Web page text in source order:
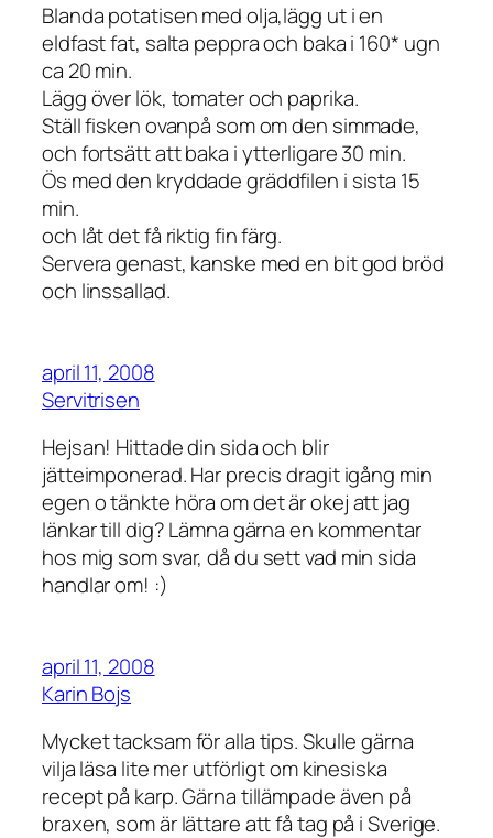
Blanda potatisen med olja,lägg ut i en
eldfast fat, salta peppra och baka i 160* ugn
ca 20 min.
Lägg över lök, tomater och paprika.
Ställ fisken ovanpå som om den simmade,
och fortsätt att baka i ytterligare 30 min.
Ös med den kryddade gräddfilen i sista 15
min.
och låt det få riktig fin färg.
Servera genast, kanske med en bit god bröd
och linssallad.
april 11, 2008
Servitrisen
Hejsan! Hittade din sida och blir
jätteimponerad. Har precis dragit igång min
egen o tänkte höra om det är okej att jag
länkar till dig? Lämna gärna en kommentar
hos mig som svar, då du sett vad min sida
handlar om! :)
april 11, 2008
Karin Bojs
Mycket tacksam för alla tips. Skulle gärna
vilja läsa lite mer utförligt om kinesiska
recept på karp. Gärna tillämpade även på
braxen, som är lättare att få tag på i Sverige.